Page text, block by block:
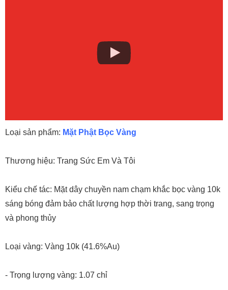
Loại sản phẩm: Mặt Phật Bọc Vàng
Thương hiệu: Trang Sức Em Và Tôi
Kiểu chế tác: Mặt dây chuyền nam chạm khắc bọc vàng 10k
sáng bóng đảm bảo chất lượng hợp thời trang, sang trọng
và phong thủy
Loại vàng: Vàng 10k (41.6%Au)
- Trọng lượng vàng: 1.07 chỉ